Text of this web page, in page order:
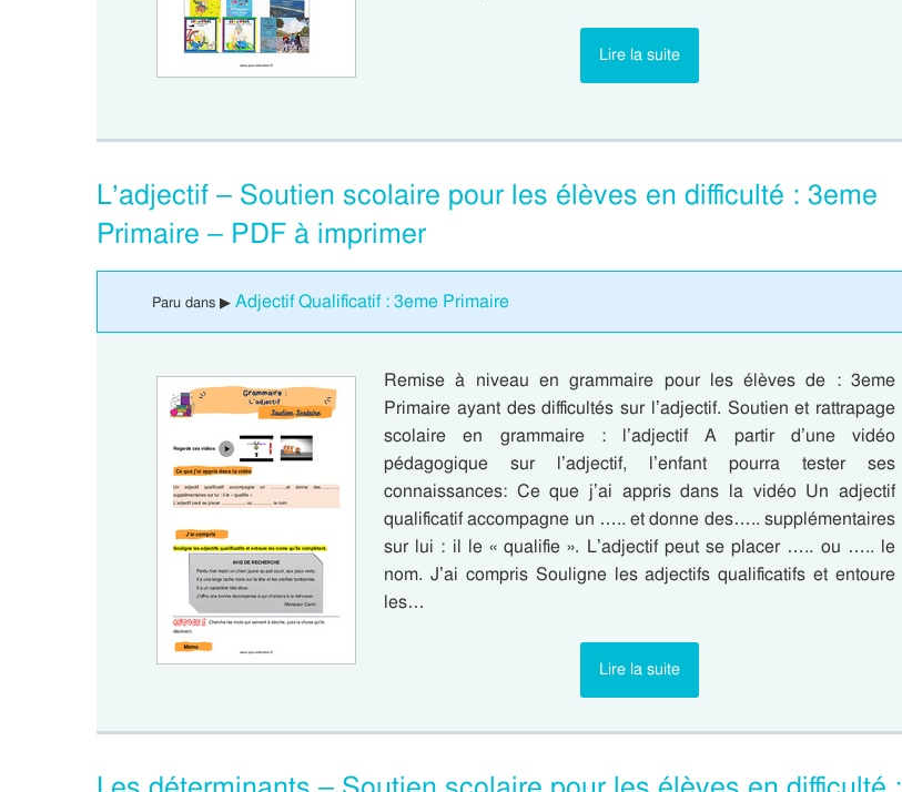
Lire la suite
L’adjectif – Soutien scolaire pour les élèves en difficulté : 3eme
Primaire – PDF à imprimer
Paru dans ▶ Adjectif Qualificatif : 3eme Primaire
Remise à niveau en grammaire pour les élèves de : 3eme
Primaire ayant des difficultés sur l’adjectif. Soutien et rattrapage
scolaire en grammaire : l’adjectif A partir d’une vidéo
pédagogique sur l’adjectif, l’enfant pourra tester ses
connaissances: Ce que j’ai appris dans la vidéo Un adjectif
qualificatif accompagne un ….. et donne des….. supplémentaires
sur lui : il le « qualifie ». L’adjectif peut se placer ….. ou ….. le
nom. J’ai compris Souligne les adjectifs qualificatifs et entoure
les…
Lire la suite